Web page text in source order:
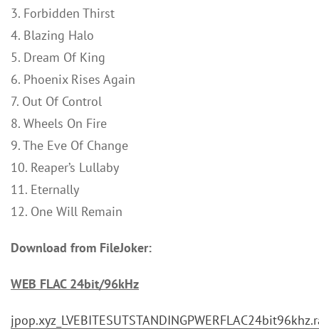
3. Forbidden Thirst
4. Blazing Halo
5. Dream Of King
6. Phoenix Rises Again
7. Out Of Control
8. Wheels On Fire
9. The Eve Of Change
10. Reaper’s Lullaby
11. Eternally
12. One Will Remain
Download from FileJoker:
WEB FLAC 24bit/96kHz